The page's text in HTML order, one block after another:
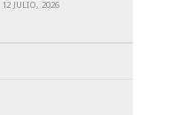
12 JULIO, 2026